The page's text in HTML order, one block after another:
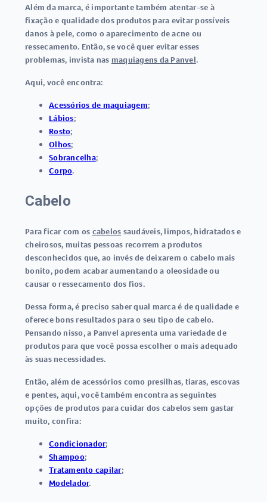
Além da marca, é importante também atentar-se à
fixação e qualidade dos produtos para evitar possíveis
danos à pele, como o aparecimento de acne ou
ressecamento. Então, se você quer evitar esses
problemas, invista nas maquiagens da Panvel.
Aqui, você encontra:
Acessórios de maquiagem;
Lábios;
Rosto;
Olhos;
Sobrancelha;
Corpo.
Cabelo
Para ficar com os cabelos saudáveis, limpos, hidratados e
cheirosos, muitas pessoas recorrem a produtos
desconhecidos que, ao invés de deixarem o cabelo mais
bonito, podem acabar aumentando a oleosidade ou
causar o ressecamento dos fios.
Dessa forma, é preciso saber qual marca é de qualidade e
oferece bons resultados para o seu tipo de cabelo.
Pensando nisso, a Panvel apresenta uma variedade de
produtos para que você possa escolher o mais adequado
às suas necessidades.
Então, além de acessórios como presilhas, tiaras, escovas
e pentes, aqui, você também encontra as seguintes
opções de produtos para cuidar dos cabelos sem gastar
muito, confira:
Condicionador;
Shampoo;
Tratamento capilar;
Modelador.